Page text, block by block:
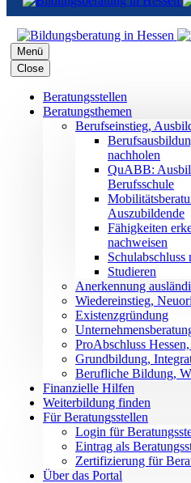
Menü
Close
Beratungsstellen
Beratungsthemen
Berufseinstieg,
nachholen
QuABB:
Berufsschule
Auszubildende
Fähigkeiten
nachweisen
Schulabschluss
Studieren
Anerkennung
Wiedereinstieg,
Existenzgründung
ProAbschluss
Grundbildung,
Berufliche Bildung,
Finanzielle Hilfen
Weiterbildung finden
Für Beratungsstellen
Login für
Eintrag als
Zertifizierung für
Über das Portal